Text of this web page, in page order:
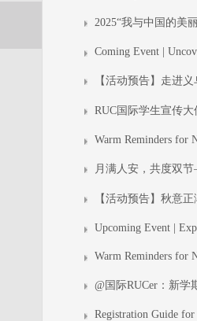
2025“我与中国的美
Coming Event |
【活动预告】走进
RUC国际学生宣传
Warm Reminders for
月满人安，共度双
【活动预告】秋意
Upcoming Event |
Warm Reminders for
@国际RUCer：新学
Registration Guide